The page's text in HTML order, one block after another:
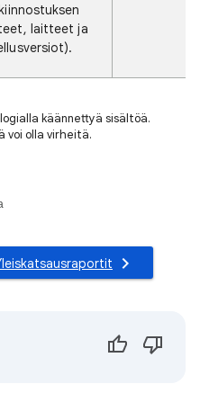
laitteet ja
käännettyä sisältöä.
voi olla virheitä.